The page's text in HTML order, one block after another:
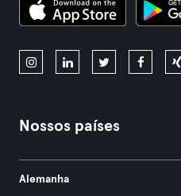
Nossos países
Alemanha